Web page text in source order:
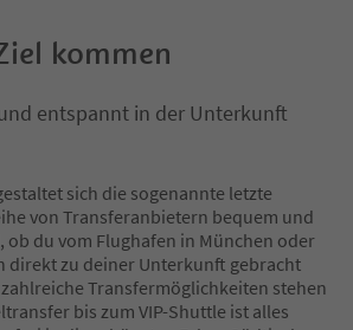
kommen
entspannt in der Unterkunft
sich die sogenannte letzte
von Transferanbietern bequem und
ob du vom Flughafen in München oder
direkt zu deiner Unterkunft gebracht
Transfermöglichkeiten stehen
bis zum VIP-Shuttle ist alles